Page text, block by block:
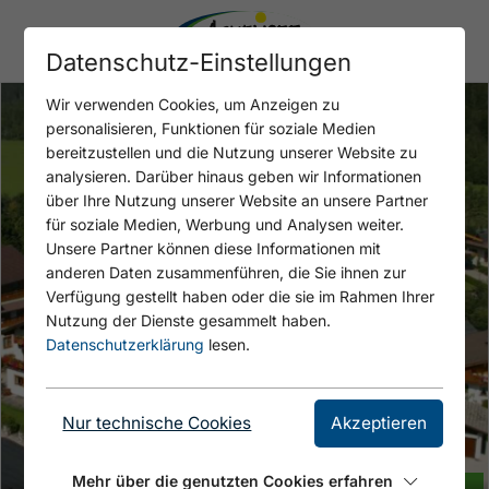
Datenschutz-Einstellungen
Wir verwenden Cookies, um Anzeigen zu
personalisieren, Funktionen für soziale Medien
bereitzustellen und die Nutzung unserer Website zu
analysieren. Darüber hinaus geben wir Informationen
über Ihre Nutzung unserer Website an unsere Partner
für soziale Medien, Werbung und Analysen weiter.
Unsere Partner können diese Informationen mit
anderen Daten zusammenführen, die Sie ihnen zur
Verfügung gestellt haben oder die sie im Rahmen Ihrer
Nutzung der Dienste gesammelt haben.
Datenschutzerklärung lesen.
Nur technische Cookies Akzeptieren
Mehr über die genutzten Cookies erfahren